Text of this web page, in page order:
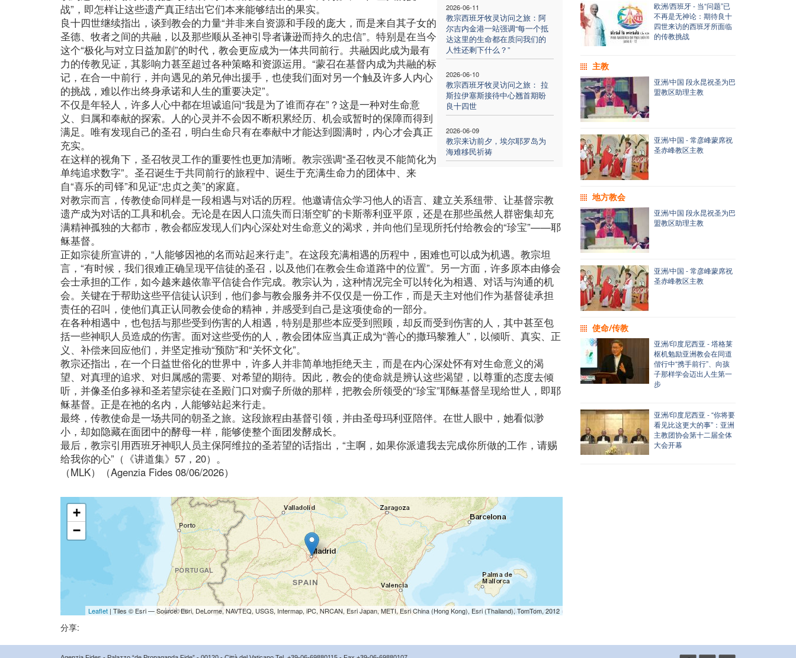
2026-06-11
教宗西班牙牧灵访问之旅：阿
尔吉内金港一站强调“每一个抵
达这里的生命都在质问我们的
人性还剩下什么？”
2026-06-10
教宗西班牙牧灵访问之旅： 拉
斯拉伊塞斯接待中心翘首期盼
良十四世
2026-06-09
教宗来访前夕，埃尔耶罗岛为
海难移民祈祷
战”，即怎样让这些遗产真正结出它们本来能够结出的果实。
良十四世继续指出，谈到教会的力量“并非来自资源和手段的庞大，而是来自其子女的
圣德、牧者之间的共融，以及那些顺从圣神引导者谦逊而持久的忠信”。特别是在当今
这个“极化与对立日益加剧”的时代，教会更应成为一体共同前行。共融因此成为最有
力的传教见证，其影响力甚至超过各种策略和资源运用。“蒙召在基督内成为共融的标
记，在合一中前行，并向遇见的弟兄伸出援手，也使我们面对另一个触及许多人内心
的挑战，难以作出终身承诺和人生的重要决定”。
不仅是年轻人，许多人心中都在坦诚追问“我是为了谁而存在”？这是一种对生命意
义、归属和奉献的探索。人的心灵并不会因不断积累经历、机会或暂时的保障而得到
满足。唯有发现自己的圣召，明白生命只有在奉献中才能达到圆满时，内心才会真正
充实。
在这样的视角下，圣召牧灵工作的重要性也更加清晰。教宗强调“圣召牧灵不能简化为
单纯追求数字”。圣召诞生于共同前行的旅程中、诞生于充满生命力的团体中、来
自“喜乐的司铎”和见证“忠贞之美”的家庭。
对教宗而言，传教使命同样是一段相遇与对话的历程。他邀请信众学习他人的语言、建立关系纽带、让基督宗教
遗产成为对话的工具和机会。无论是在因人口流失而日渐空旷的卡斯蒂利亚平原，还是在那些虽然人群密集却充
满精神孤独的大都市，教会都应发现人们内心深处对生命意义的渴求，并向他们呈现所托付给教会的“珍宝”——耶
稣基督。
正如宗徒所宣讲的，“人能够因祂的名而站起来行走”。在这段充满相遇的历程中，困难也可以成为机遇。教宗坦
言，“有时候，我们很难正确呈现平信徒的圣召，以及他们在教会生命道路中的位置”。另一方面，许多原本由修会
会士承担的工作，如今越来越依靠平信徒合作完成。教宗认为，这种情况完全可以转化为相遇、对话与沟通的机
会。关键在于帮助这些平信徒认识到，他们参与教会服务并不仅仅是一份工作，而是天主对他们作为基督徒承担
责任的召叫，使他们真正认同教会使命的精神，并感受到自己是这项使命的一部分。
在各种相遇中，也包括与那些受到伤害的人相遇，特别是那些本应受到照顾，却反而受到伤害的人，其中甚至包
括一些神职人员造成的伤害。面对这些受伤的人，教会团体应当真正成为“善心的撒玛黎雅人”，以倾听、真实、正
义、补偿来回应他们，并坚定推动“预防”和“关怀文化”。
教宗还指出，在一个日益世俗化的世界中，许多人并非简单地拒绝天主，而是在内心深处怀有对生命意义的渴
望、对真理的追求、对归属感的需要、对希望的期待。因此，教会的使命就是辨认这些渴望，以尊重的态度去倾
听，并像圣伯多禄和圣若望宗徒在圣殿门口对瘸子所做的那样，把教会所领受的“珍宝”耶稣基督呈现给世人，即耶
稣基督。正是在祂的名内，人能够站起来行走。
最终，传教使命是一场共同的朝圣之旅。这段旅程由基督引领，并由圣母玛利亚陪伴。在世人眼中，她看似渺
小，却如隐藏在面团中的酵母一样，能够使整个面团发酵成长。
最后，教宗引用西班牙神职人员主保阿维拉的圣若望的话指出，“主啊，如果你派遣我去完成你所做的工作，请赐
给我你的心”（《讲道集》57，20）。
（MLK）（Agenzia Fides 08/06/2026）
+
−
Leaflet| Tiles © Esri — Source: Esri, DeLorme, NAVTEQ, USGS, Intermap, iPC, NRCAN, Esri Japan, METI, Esri China (Hong Kong), Esri (Thailand), TomTom, 2012
分享:
欧洲/西班牙 - 当“问题”已
不再是无神论：期待良十
四世来访的西班牙所面临
的传教挑战
主教
亚洲/中国 段永昆祝圣为巴
盟教区助理主教
亚洲/中国 - 常彦峰蒙席祝
圣赤峰教区主教
地方教会
亚洲/中国 段永昆祝圣为巴
盟教区助理主教
亚洲/中国 - 常彦峰蒙席祝
圣赤峰教区主教
使命/传教
亚洲/印度尼西亚 - 塔格莱
枢机勉励亚洲教会在同道
偕行中“携手前行”、向孩
子那样学会迈出人生第一
步
亚洲/印度尼西亚 - “你将要
看见比这更大的事”：亚洲
主教团协会第十二届全体
大会开幕